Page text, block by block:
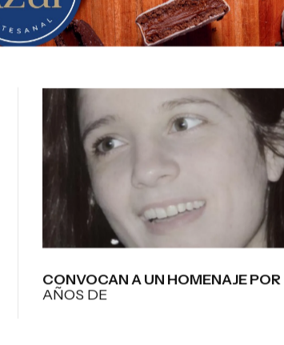
CONVOCAN A UN HOMENAJE POR
AÑOS DE